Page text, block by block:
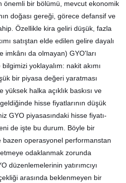
önemli bir bölümü, mevcut ekonomik
doğası gereği, görece defansif ve
Özellikle kira geliri düşük, fazla
satıştan elde edilen gelire dayalı
imkânı da olmayan) GYO'ları
yoklayalım: nakit akımı
bir piyasa değeri yaratması
halka açıklık baskısı ve
hisse fiyatlarının düşük
GYO piyasasındaki hisse fiyatı-
de işte bu durum. Böyle bir
operasyonel performanstan
odaklanmak zorunda
düzenlemelerinin yatırımcıyı
arasında beklenmeyen bir